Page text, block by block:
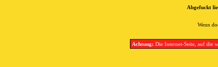
Abgefuckt
Wenn
Achtung: Die Internet-Seite, auf die